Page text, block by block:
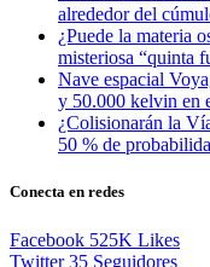
alrededor del
¿Puede la materia
misteriosa “quinta
Nave espacial
y 50.000 kelvin en
¿Colisionarán la
50 % de
Conecta en redes
Facebook 525K Likes
Twitter 35 Seguidores